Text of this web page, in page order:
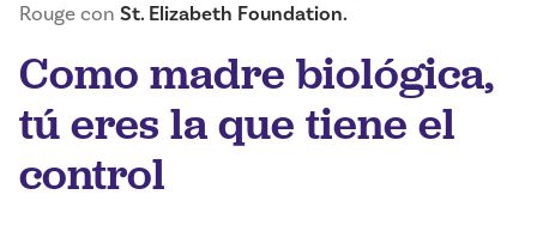
Rouge con St. Elizabeth Foundation.
Como madre biológica,
tú eres la que tiene el
control